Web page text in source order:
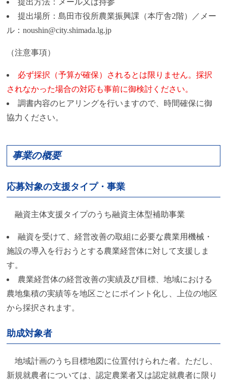
提出場所：島田市役所農業振興課（本庁舎2階）／メー
ル：noushin@city.shimada.lg.jp
（注意事項）
必ず採択（予算が確保）されるとは限りません。採択
されなかった場合の対応も事前に御検討ください。
調書内容のヒアリングを行いますので、時間確保に御
協力ください。
事業の概要
応募対象の支援タイプ・事業
融資主体支援タイプのうち融資主体型補助事業
融資を受けて、経営改善の取組に必要な農業用機械・
施設の導入を行おうとする農業経営体に対して支援しま
す。
農業経営体の経営改善の実績及び目標、地域における
農地集積の実績等を地区ごとにポイント化し、上位の地区
から採択されます。
助成対象者
地域計画のうち目標地図に位置付けられた者。ただし、
新規就農者については、認定農業者又は認定就農者に限り